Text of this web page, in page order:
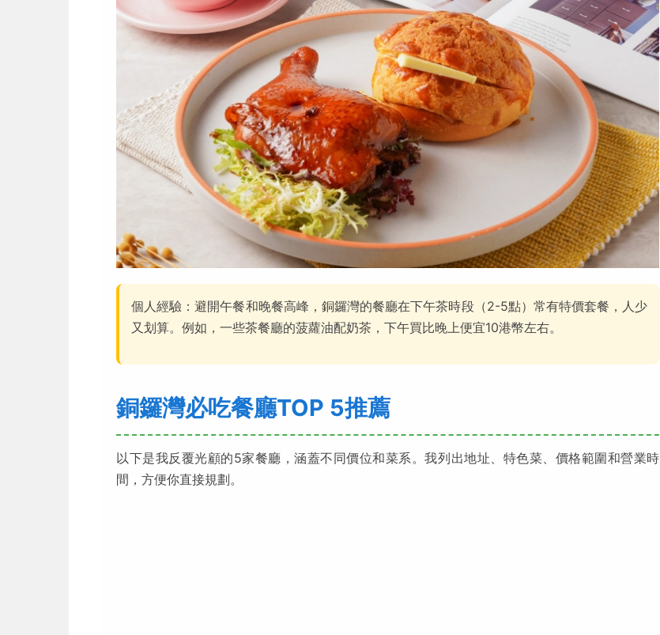
個人經驗：避開午餐和晚餐高峰，銅鑼灣的餐廳在下午茶時段（2-5點）常有特價套餐，人少
又划算。例如，一些茶餐廳的菠蘿油配奶茶，下午買比晚上便宜10港幣左右。
銅鑼灣必吃餐廳TOP 5推薦
以下是我反覆光顧的5家餐廳，涵蓋不同價位和菜系。我列出地址、特色菜、價格範圍和營業時
間，方便你直接規劃。